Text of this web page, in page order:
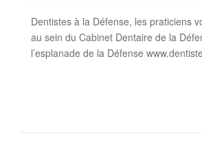
Dentistes à la Défense, les praticiens
au sein du Cabinet Dentaire de la
l’esplanade de la Défense